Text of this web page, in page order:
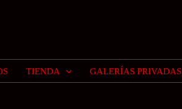
TIENDA GALERÍAS PRIVADAS